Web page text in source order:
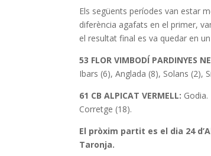
Els següents períodes van estar
diferència agafats en el primer,
el resultat final es va quedar en
53 FLOR VIMBODÍ PARDINYES
Ibars (6), Anglada (8), Solans (2),
61 CB ALPICAT VERMELL:
Corretge (18).
El pròxim partit es el dia 24
Taronja.